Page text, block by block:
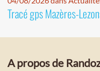
Tracé gps Mazères-
A propos de